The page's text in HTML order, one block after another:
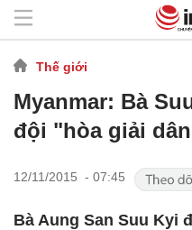
Thế giới
Myanmar: Bà
đội "hòa giải
12/11/2015 - 07:45
Bà Aung San Suu Kyi